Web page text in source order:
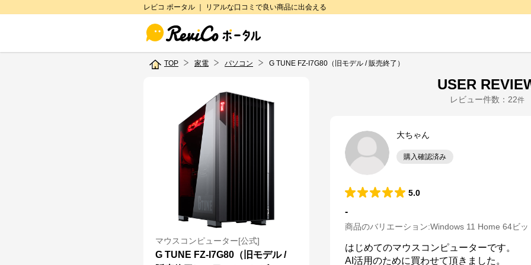
レビコ ポータル ｜ リアルな口コミで良い商品に出会える
TOP 家電 パソコン G TUNE FZ-I7G80（旧モデル / 販売終了）
マウスコンピューター[公式]
G TUNE FZ-I7G80（旧モデル /
USER
レビュー件数： 22件
大ちゃん
購入確認済み
5.0
-
商品のバリエーション:Windows 11 Home 64ビッ
はじめてのマウスコンピューターです。
AI活用のために買わせて頂きました。